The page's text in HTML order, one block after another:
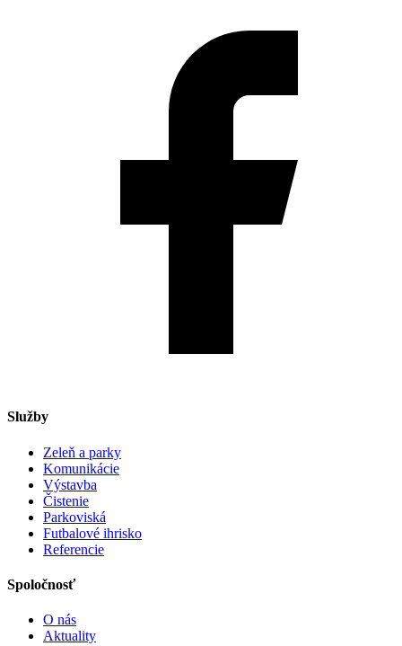
Služby
Zeleň a parky
Komunikácie
Výstavba
Čistenie
Parkoviská
Futbalové ihrisko
Referencie
Spoločnosť
O nás
Aktuality